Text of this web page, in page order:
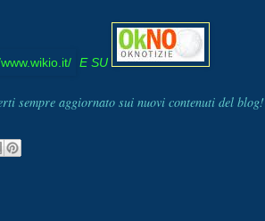
E SU
sempre aggiornato sui nuovi contenuti del blog!